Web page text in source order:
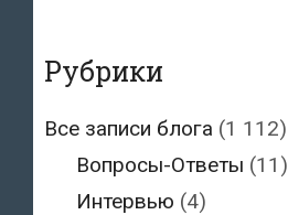
Рубрики
Все записи блога (1 112)
Вопросы-Ответы (11)
Интервью (4)